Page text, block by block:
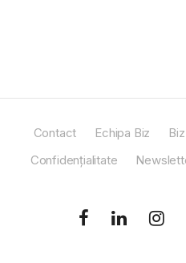
Contact Echipa Biz
Confidențialitate